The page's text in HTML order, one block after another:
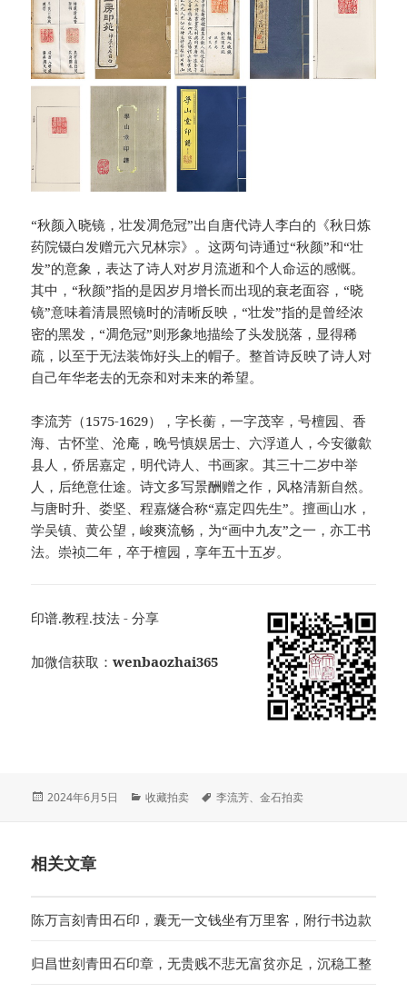
“秋颜入晓镜，壮发凋危冠”出自唐代诗人李白的《秋日炼
药院镊白发赠元六兄林宗》。这两句诗通过“秋颜”和“壮
发”的意象，表达了诗人对岁月流逝和个人命运的感慨。
其中，“秋颜”指的是因岁月增长而出现的衰老面容，“晓
镜”意味着清晨照镜时的清晰反映，“壮发”指的是曾经浓
密的黑发，“凋危冠”则形象地描绘了头发脱落，显得稀
疏，以至于无法装饰好头上的帽子。整首诗反映了诗人对
自己年华老去的无奈和对未来的希望。
李流芳（1575-1629），字长蘅，一字茂宰，号檀园、香
海、古怀堂、沧庵，晚号慎娱居士、六浮道人，今安徽歙
县人，侨居嘉定，明代诗人、书画家。其三十二岁中举
人，后绝意仕途。诗文多写景酬赠之作，风格清新自然。
与唐时升、娄坚、程嘉燧合称“嘉定四先生”。擅画山水，
学吴镇、黄公望，峻爽流畅，为“画中九友”之一，亦工书
法。崇祯二年，卒于檀园，享年五十五岁。
印谱.教程.技法 - 分享
加微信获取：wenbaozhai365
发
2024年6月5日
分
收藏拍卖
标
李流芳、金石拍卖
相关文章
陈万言刻青田石印，囊无一文钱坐有万里客，附行书边款
归昌世刻青田石印章，无贵贱不悲无富贫亦足，沉稳工整